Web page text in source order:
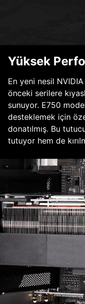
Yüksek
En yeni nesil
önceki serilere
sunuyor. E750
desteklemek için
donatılmış. Bu
tutuyor hem de